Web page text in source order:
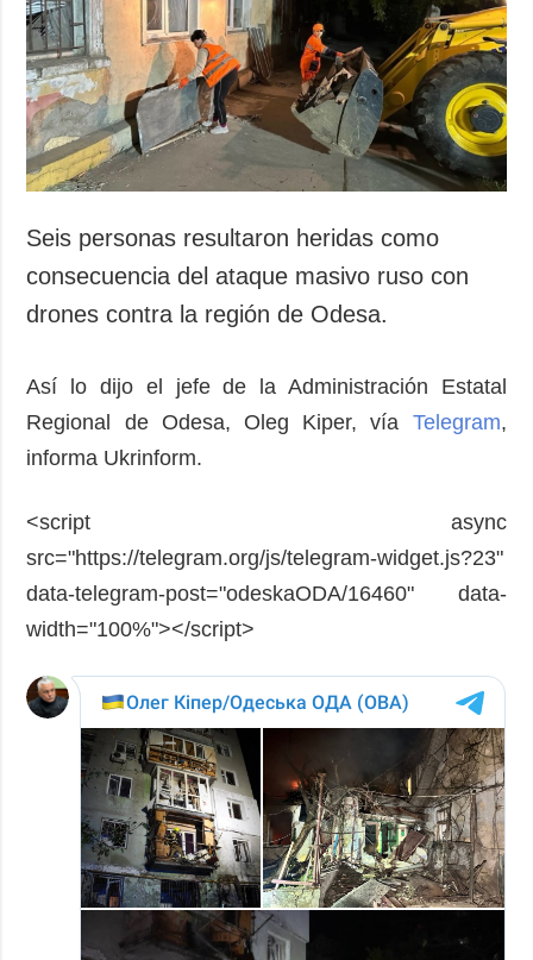
Sociedad y
Cultura
Deportes
Crimen
Desastres y
emergencias
datos personales
ADICIONAL
Publicaciones
Fotos
Video
Releases
SERVICIOS
Suscripción
Banco de
imágenes
Seis personas resultaron heridas como
consecuencia del ataque masivo ruso con
drones contra la región de Odesa.
Así lo dijo el jefe de la Administración Estatal
Regional de Odesa, Oleg Kiper, vía Telegram,
informa Ukrinform.
<script async
src="https://telegram.org/js/telegram-widget.js?23"
data-telegram-post="odeskaODA/16460" data-
width="100%"></script>